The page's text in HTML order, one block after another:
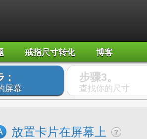
戒指尺寸转化 博客
屏幕
步骤3。
查找你的尺寸
放置卡片在屏幕上